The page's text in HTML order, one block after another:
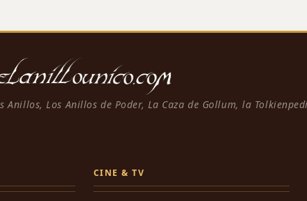
Anillos, Los Anillos de Poder, La Caza de Gollum, la
CINE & TV